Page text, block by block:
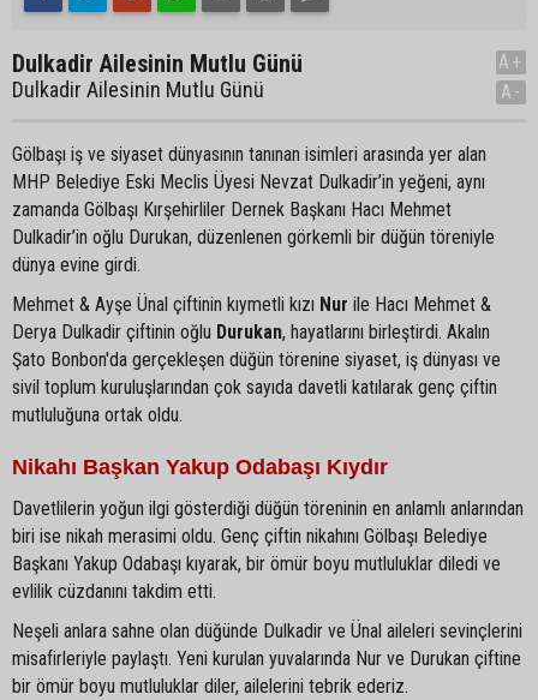
Dulkadir Ailesinin Mutlu Günü
Dulkadir Ailesinin Mutlu Günü
A+
A-
Gölbaşı iş ve siyaset dünyasının tanınan isimleri arasında yer alan
MHP Belediye Eski Meclis Üyesi Nevzat Dulkadir’in yeğeni, aynı
zamanda Gölbaşı Kırşehirliler Dernek Başkanı Hacı Mehmet
Dulkadir’in oğlu Durukan, düzenlenen görkemli bir düğün töreniyle
dünya evine girdi.
Mehmet & Ayşe Ünal çiftinin kıymetli kızı Nur ile Hacı Mehmet &
Derya Dulkadir çiftinin oğlu Durukan, hayatlarını birleştirdi. Akalın
Şato Bonbon'da gerçekleşen düğün törenine siyaset, iş dünyası ve
sivil toplum kuruluşlarından çok sayıda davetli katılarak genç çiftin
mutluluğuna ortak oldu.
Nikahı Başkan Yakup Odabaşı Kıydır
Davetlilerin yoğun ilgi gösterdiği düğün töreninin en anlamlı anlarından
biri ise nikah merasimi oldu. Genç çiftin nikahını Gölbaşı Belediye
Başkanı Yakup Odabaşı kıyarak, bir ömür boyu mutluluklar diledi ve
evlilik cüzdanını takdim etti.
Neşeli anlara sahne olan düğünde Dulkadir ve Ünal aileleri sevinçlerini
misafirleriyle paylaştı. Yeni kurulan yuvalarında Nur ve Durukan çiftine
bir ömür boyu mutluluklar diler, ailelerini tebrik ederiz.